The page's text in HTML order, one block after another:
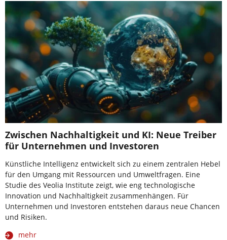
Zwischen Nachhaltigkeit und KI: Neue Treiber
für Unternehmen und Investoren
Künstliche Intelligenz entwickelt sich zu einem zentralen Hebel
für den Umgang mit Ressourcen und Umweltfragen. Eine
Studie des Veolia Institute zeigt, wie eng technologische
Innovation und Nachhaltigkeit zusammenhängen. Für
Unternehmen und Investoren entstehen daraus neue Chancen
und Risiken.
mehr